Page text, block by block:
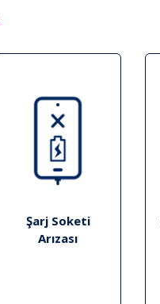
Şarj Soketi
Arızası